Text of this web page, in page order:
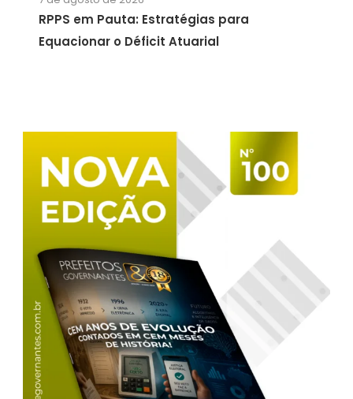
RPPS em Pauta: Estratégias para
Equacionar o Déficit Atuarial